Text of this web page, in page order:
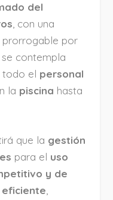
del
, con una
, prorrogable por
se contempla
todo el personal
la piscina hasta
que la gestión
para el uso
y de
eficiente,